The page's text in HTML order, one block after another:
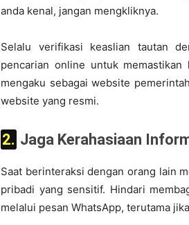
anda kenal, jangan mengkliknya.
Selalu verifikasi keaslian tautan
pencarian online untuk
mengaku sebagai website
website yang resmi.
2. Jaga Kerahasiaan
Saat berinteraksi dengan orang lain
pribadi yang sensitif. Hindari
melalui pesan WhatsApp, terutama